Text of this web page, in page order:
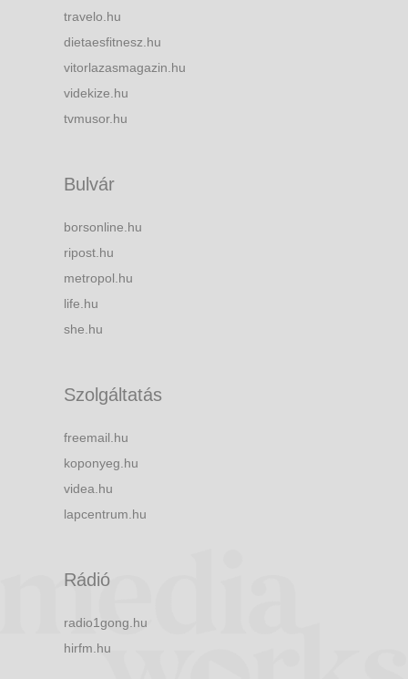
travelo.hu
dietaesfitnesz.hu
vitorlazasmagazin.hu
videkize.hu
tvmusor.hu
Bulvár
borsonline.hu
ripost.hu
metropol.hu
life.hu
she.hu
Szolgáltatás
freemail.hu
koponyeg.hu
videa.hu
lapcentrum.hu
Rádió
radio1gong.hu
hirfm.hu